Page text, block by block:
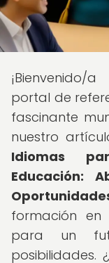
¡Bienvenido/
portal de
fascinante
nuestro
Idiomas
Educación:
formación
para un
posibilidades.